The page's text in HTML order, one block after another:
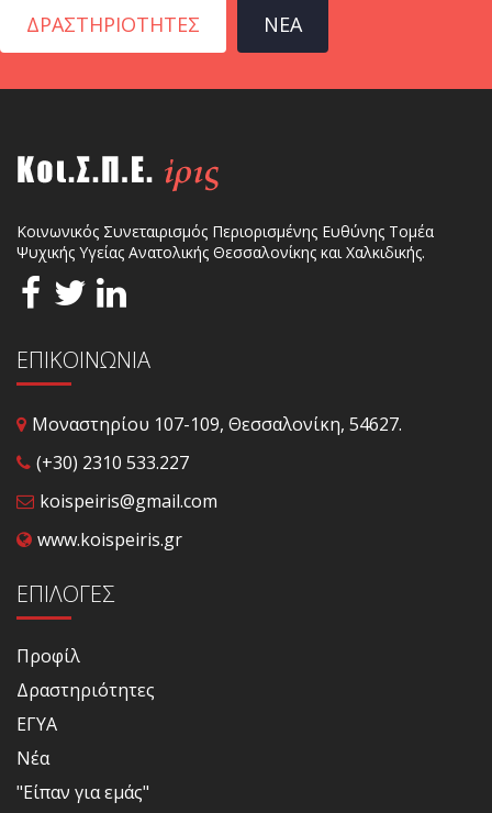
ΔΡΑΣΤΗΡΙΟΤΗΤΕΣ ΝΕΑ
Κοινωνικός Συνεταιρισμός Περιορισμένης Ευθύνης Τομέα
Ψυχικής Υγείας Ανατολικής Θεσσαλονίκης και Χαλκιδικής.
ΕΠΙΚΟΙΝΩΝΙΑ
Μοναστηρίου 107-109, Θεσσαλονίκη, 54627.
(+30) 2310 533.227
koispeiris@gmail.com
www.koispeiris.gr
ΕΠΙΛΟΓΈΣ
Προφίλ
Δραστηριότητες
ΕΓΥΑ
Νέα
"Είπαν για εμάς"